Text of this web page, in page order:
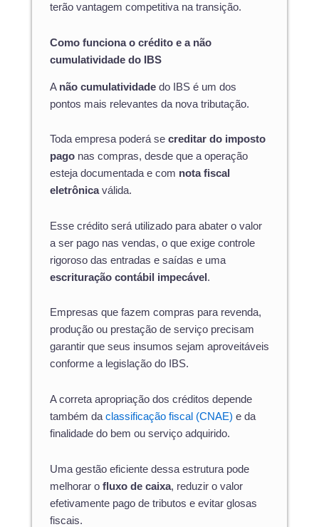
terão vantagem competitiva na transição.
Como funciona o crédito e a não
cumulatividade do IBS
A não cumulatividade do IBS é um dos
pontos mais relevantes da nova tributação.
Toda empresa poderá se creditar do imposto
pago nas compras, desde que a operação
esteja documentada e com nota fiscal
eletrônicaválida.
Esse crédito será utilizado para abater o valor
a ser pago nas vendas, o que exige controle
rigoroso das entradas e saídas e uma
escrituração contábil impecável .
Empresas que fazem compras para revenda,
produção ou prestação de serviço precisam
garantir que seus insumos sejam aproveitáveis
conforme a legislação do IBS.
A correta apropriação dos créditos depende
também da classificação fiscal (CNAE) e da
finalidade do bem ou serviço adquirido.
Uma gestão eficiente dessa estrutura pode
melhorar o fluxo de caixa, reduzir o valor
efetivamente pago de tributos e evitar glosas
fiscais.